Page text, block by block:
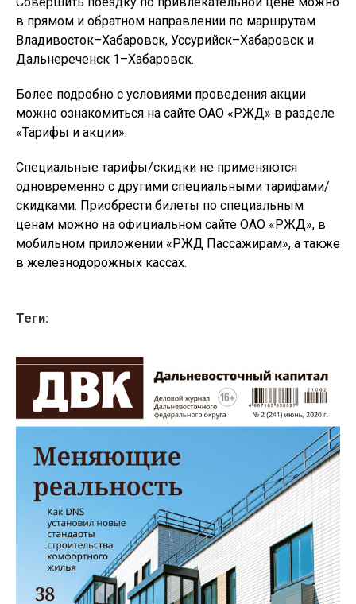
в прямом и обратном направлении по маршрутам
Владивосток–Хабаровск, Уссурийск–Хабаровск и
Дальнереченск 1–Хабаровск.
Более подробно с условиями проведения акции
можно ознакомиться на сайте ОАО «РЖД» в разделе
«Тарифы и акции».
Специальные тарифы/скидки не применяются
одновременно с другими специальными тарифами/
скидками. Приобрести билеты по специальным
ценам можно на официальном сайте ОАО «РЖД», в
мобильном приложении «РЖД Пассажирам», а также
в железнодорожных кассах.
Теги: